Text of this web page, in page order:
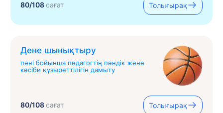
80/108сағат Толығырақ
Дене шынықтыру
пәні бойынша педагогтің пәндік және
кәсіби құзыреттілігін дамыту
80/108сағат Толығырақ